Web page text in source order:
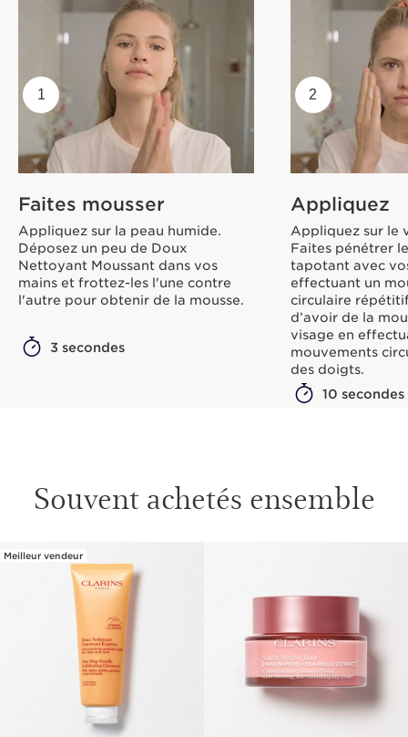
1
Faites mousser
Appliquez sur la peau humide.
Déposez un peu de Doux
Nettoyant Moussant dans vos
mains et frottez-les l'une contre
l'autre pour obtenir de la mousse.
3 secondes
2
Appliquez
Appliquez sur le
Faites pénétrer
tapotant avec
effectuant un
circulaire
d’avoir de la
visage en
mouvements
des doigts.
10 secondes
Souvent achetés ensemble
ALLER AU CONTENU
Meilleur vendeur